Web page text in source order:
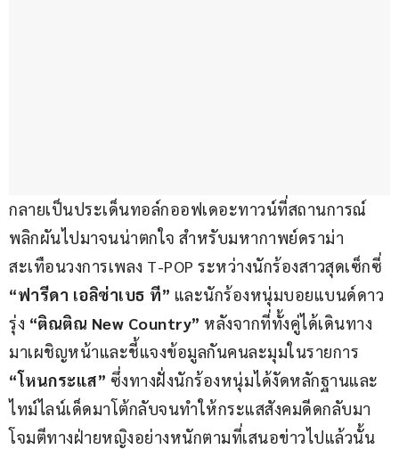
กลายเป็นประเด็นทอล์กออฟเดอะทาวน์ที่สถานการณ์
พลิกผันไปมาจนน่าตกใจ สำหรับมหากาพย์ดราม่า
สะเทือนวงการเพลง T-POP ระหว่างนักร้องสาวสุดเซ็กซี่
“ฟารีดา เอลิซ่าเบธ ที” และนักร้องหนุ่มบอยแบนด์ดาว
รุ่ง “ติณติณ New Country” หลังจากที่ทั้งคู่ได้เดินทาง
มาเผชิญหน้าและชี้แจงข้อมูลกันคนละมุมในรายการ
“โหนกระแส” ซึ่งทางฝั่งนักร้องหนุ่มได้งัดหลักฐานและ
ไทม์ไลน์เด็ดมาโต้กลับจนทำให้กระแสสังคมดีดกลับมา
โจมตีทางฝ่ายหญิงอย่างหนักตามที่เสนอข่าวไปแล้วนั้น